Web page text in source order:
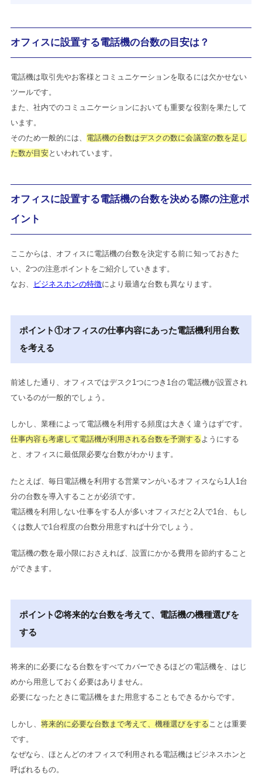
オフィスに設置する電話機の台数の目安は？
電話機は取引先やお客様とコミュニケーションを取るには欠かせない
ツールです。
また、社内でのコミュニケーションにおいても重要な役割を果たして
います。
そのため一般的には、 電話機の台数はデスクの数に会議室の数を足し
た数が目安といわれています。
オフィスに設置する電話機の台数を決める際の注意ポ
イント
ここからは、オフィスに電話機の台数を決定する前に知っておきた
い、2つの注意ポイントをご紹介していきます。
なお、
ビジネスホンの特徴により最適な台数も異なります。
ポイント①オフィスの仕事内容にあった電話機利用台数
を考える
前述した通り、オフィスではデスク1つにつき1台の電話機が設置され
ているのが一般的でしょう。
しかし、業種によって電話機を利用する頻度は大きく違うはずです。
仕事内容も考慮して電話機が利用される台数を予測するようにする
と、オフィスに最低限必要な台数がわかります。
たとえば、毎日電話機を利用する営業マンがいるオフィスなら1人1台
分の台数を導入することが必須です。
電話機を利用しない仕事をする人が多いオフィスだと2人で1台、もし
くは数人で1台程度の台数分用意すれば十分でしょう。
電話機の数を最小限におさえれば、設置にかかる費用を節約すること
ができます。
ポイント②将来的な台数を考えて、電話機の機種選びを
する
将来的に必要になる台数をすべてカバーできるほどの電話機を、はじ
めから用意しておく必要はありません。
必要になったときに電話機をまた用意することもできるからです。
しかし、将来的に必要な台数まで考えて、機種選びをする ことは重要
です。
なぜなら、ほとんどのオフィスで利用される電話機はビジネスホンと
呼ばれるもの。